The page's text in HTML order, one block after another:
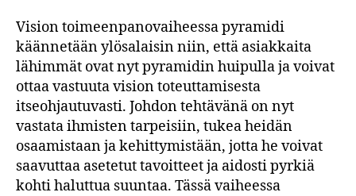
Vision toimeenpanovaiheessa pyramidi
käännetään ylösalaisin niin, että asiakkaita
lähimmät ovat nyt pyramidin huipulla ja voivat
ottaa vastuuta vision toteuttamisesta
itseohjautuvasti. Johdon tehtävänä on nyt
vastata ihmisten tarpeisiin, tukea heidän
osaamistaan ja kehittymistään, jotta he voivat
saavuttaa asetetut tavoitteet ja aidosti pyrkiä
kohti haluttua suuntaa. Tässä vaiheessa